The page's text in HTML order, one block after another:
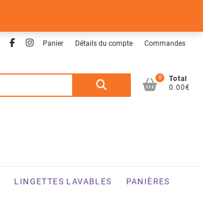
Facebook
Instagram
Panier Détails du compte Commandes
Recherche
0
Total
0.00€
LINGETTES LAVABLES PANIÈRES